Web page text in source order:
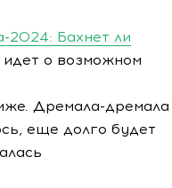
2024: Бахнет ли
идет о возможном
Дремала-дремала
еще долго будет